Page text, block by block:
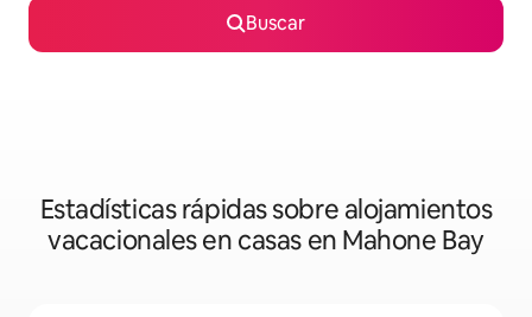
Buscar
Estadísticas rápidas sobre alojamientos
vacacionales en casas en Mahone Bay